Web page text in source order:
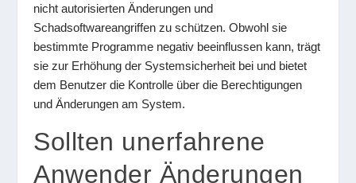
nicht autorisierten Änderungen und
Schadsoftwareangriffen zu schützen. Obwohl sie
bestimmte Programme negativ beeinflussen kann, trägt
sie zur Erhöhung der Systemsicherheit bei und bietet
dem Benutzer die Kontrolle über die Berechtigungen
und Änderungen am System.
Sollten unerfahrene
Anwender Änderungen